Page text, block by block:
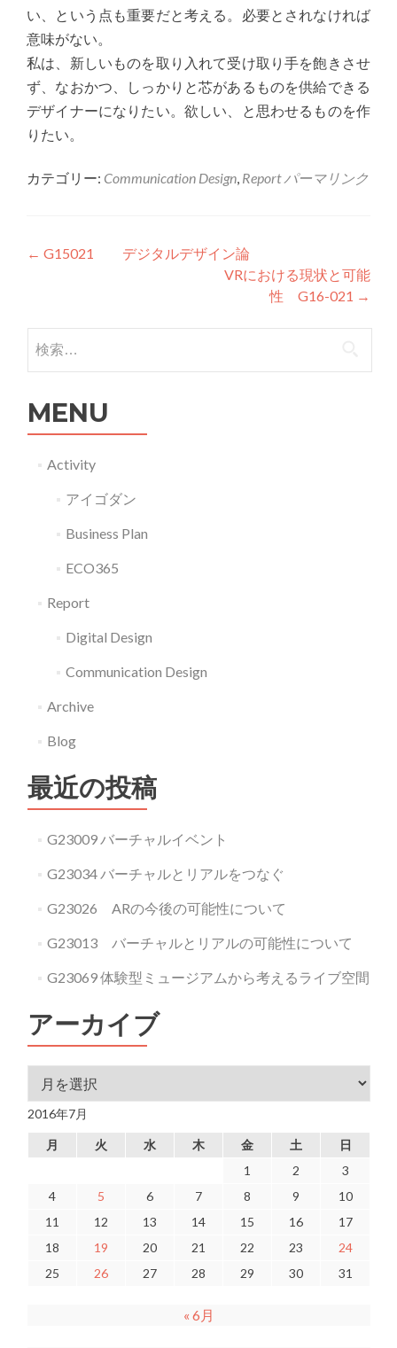
い、という点も重要だと考える。必要とされなければ
意味がない。
私は、新しいものを取り入れて受け取り手を飽きさせ
ず、なおかつ、しっかりと芯があるものを供給できる
デザイナーになりたい。欲しい、と思わせるものを作
りたい。
カテゴリー: Communication Design, Report パーマリンク
投稿ナビゲーション
← G15021 デジタルデザイン論
VRにおける現状と可能
性 G16-021 →
検索:
MENU
Activity
アイゴダン
Business Plan
ECO365
Report
Digital Design
Communication Design
Archive
Blog
最近の投稿
G23009 バーチャルイベント
G23034 バーチャルとリアルをつなぐ
G23026 ARの今後の可能性について
G23013 バーチャルとリアルの可能性について
G23069 体験型ミュージアムから考えるライブ空間
アーカイブ
アーカイブ
2016年7月
月 火 水 木 金 土
日
1
2
3
4
5 6 7 8 9
10
11
12 13 14 15 16
17
18
19 20 21 22 23
24
25
26 27 28 29 30 31
« 6月